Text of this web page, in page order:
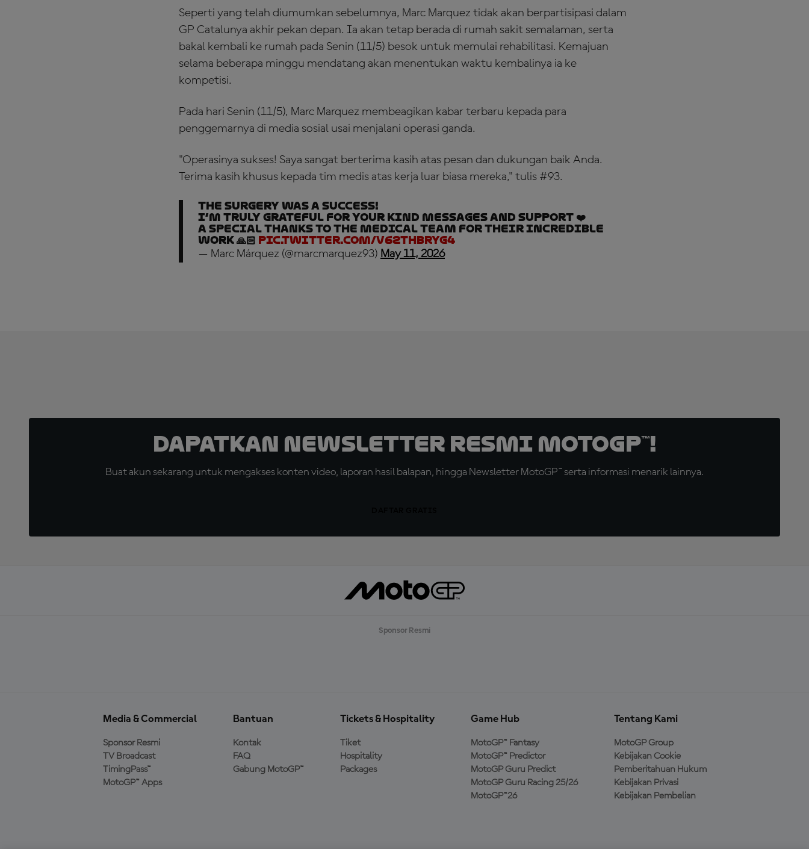
Seperti yang telah diumumkan sebelumnya, Marc Marquez tidak akan berpartisipasi dalam
GP Catalunya akhir pekan depan. Ia akan tetap berada di rumah sakit semalaman, serta
bakal kembali ke rumah pada Senin (11/5) besok untuk memulai rehabilitasi. Kemajuan
selama beberapa minggu mendatang akan menentukan waktu kembalinya ia ke
kompetisi.
Pada hari Senin (11/5), Marc Marquez membeagikan kabar terbaru kepada para
penggemarnya di media sosial usai menjalani operasi ganda.
"Operasinya sukses! Saya sangat berterima kasih atas pesan dan dukungan baik Anda.
Terima kasih khusus kepada tim medis atas kerja luar biasa mereka," tulis #93.
The surgery was a success!
I’m truly grateful for your kind messages and support ❤️
A special thanks to the medical team for their incredible
work 🙏🏻 pic.twitter.com/V62THbRyg4
— Marc Márquez (@marcmarquez93) May 11, 2026
Dapatkan Newsletter Resmi MotoGP™!
Buat akun sekarang untuk mengakses konten video, laporan hasil balapan, hingga Newsletter MotoGP™ serta informasi menarik lainnya.
Sponsor Resmi
Media & Commercial
Sponsor Resmi
TV Broadcast
TimingPass™
MotoGP™ Apps
Bantuan
Kontak
FAQ
Gabung MotoGP™
Tickets & Hospitality
Tiket
Hospitality
Packages
Game Hub
MotoGP™ Fantasy
MotoGP™ Predictor
MotoGP Guru Predict
MotoGP Guru Racing 25/26
MotoGP™26
Tentang Kami
MotoGP Group
Kebijakan Cookie
Pemberitahuan Hukum
Kebijakan Privasi
Kebijakan Pembelian